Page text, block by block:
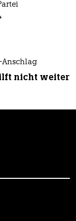
Anschlag
nicht weiter